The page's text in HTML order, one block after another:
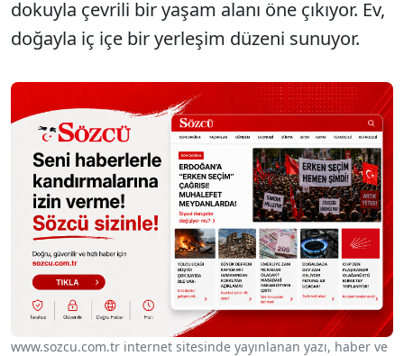
dokuyla çevrili bir yaşam alanı öne çıkıyor. Ev,
doğayla iç içe bir yerleşim düzeni sunuyor.
www.sozcu.com.tr internet sitesinde yayınlanan yazı, haber ve